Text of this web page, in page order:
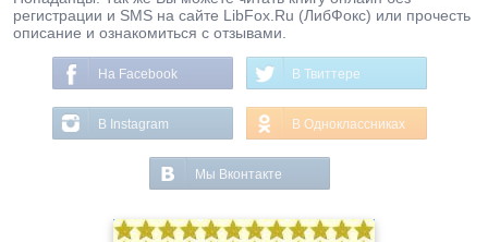
регистрации и SMS на сайте LibFox.Ru (ЛибФокс) или прочесть
описание и ознакомиться с отзывами.
На Facebook В Твиттере
В Instagram В Одноклассниках
Мы Вконтакте